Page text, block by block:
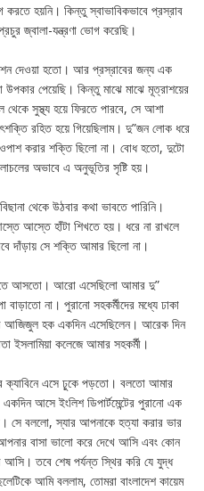
করতে হয়নি। কিন্তু স্বাভাবিকভাবে প্রস্রাব
জ্বালা-যন্ত্রণা ভোগ করেছি।
দেওয়া হতো। আর প্রস্রাবের জন্য এক
উপকার পেয়েছি। কিন্তু মাঝে মাঝে মূত্রাশয়ের
থেকে সুস্থ্য হয়ে ফিরতে পারবে, সে আশা
রহিত হয়ে গিয়েছিলাম। দু”জন লোক ধরে
করার শক্তি ছিলো না। বোধ হতো, দুটো
অভাবে এ অনুভূতির সৃষ্টি হয়।
থেকে উঠবার কথা ভাবতে পারিনি।
আস্তে হাঁটা শিখতে হয়। ধরে না রাখলে
দাঁড়ায় সে শক্তি আমার ছিলো না।
আসতো। আরো এসেছিলো আমার দু”
না। পুরানো সহকর্মীদের মধ্যে ঢাকা
আজিজুল হক একদিন এসেছিলেন। আরেক দিন
ইসলামিয়া কলেজে আমার সহকর্মী।
ক্যাবিনে এসে ঢ়ুকে পড়তো। বলতো আমার
আসে ইংলিশ ডিপার্টমেন্টের পুরানো এক
সে বললো, স্যার আপনাকে হত্যা করার ভার
বাসা ভালো করে দেখে আসি এবং কোন
তবে শেষ পর্যন্ত স্থির করি যে যুদ্ধ
আমি বললাম, তোমরা বাংলাদেশ কায়েম